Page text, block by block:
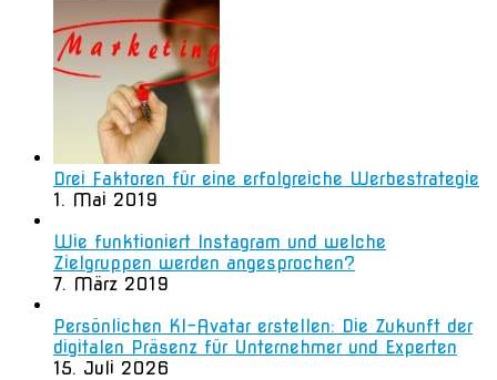
Drei Faktoren für eine erfolgreiche Werbestrategie
1. Mai 2019
Wie funktioniert Instagram und welche
Zielgruppen werden angesprochen?
7. März 2019
Persönlichen KI-Avatar erstellen: Die Zukunft der
digitalen Präsenz für Unternehmer und Experten
15. Juli 2026